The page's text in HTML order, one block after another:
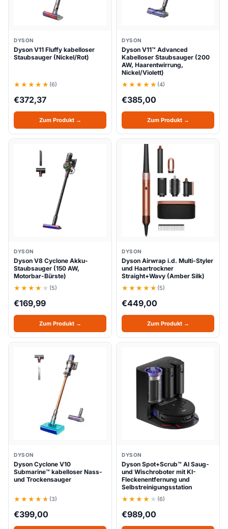
DYSON
Dyson V11 Fluffy kabelloser
Staubsauger (Nickel/Rot)
(6)
€372,37
Zum Produkt →
DYSON
Dyson V11™ Advanced
Kabelloser Staubsauger (200
AW, Haarentwirrung,
Nickel/Violett)
(4)
€385,00
Zum Produkt →
DYSON
Dyson V8 Cyclone Akku-
Staubsauger (150 AW,
Motorbar-Bürste)
(5)
€169,99
Zum Produkt →
DYSON
Dyson Airwrap i.d. Multi-Styler
und Haartrockner
Straight+Wavy (Amber Silk)
(5)
€449,00
Zum Produkt →
DYSON
Dyson Cyclone V10
Submarine™ kabelloser Nass-
und Trockensauger
(3)
€399,00
DYSON
Dyson Spot+Scrub™ AI Saug-
und Wischroboter mit KI-
Fleckenentfernung und
Selbstreinigungsstation
(6)
€989,00